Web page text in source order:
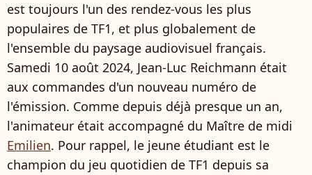
est toujours l'un des rendez-vous les plus
populaires de TF1, et plus globalement de
l'ensemble du paysage audiovisuel français.
Samedi 10 août 2024, Jean-Luc Reichmann était
aux commandes d'un nouveau numéro de
l'émission. Comme depuis déjà presque un an,
l'animateur était accompagné du Maître de midi
Emilien. Pour rappel, le jeune étudiant est le
champion du jeu quotidien de TF1 depuis sa